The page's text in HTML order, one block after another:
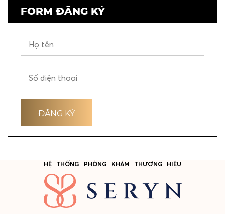
FORM ĐĂNG KÝ
HỆ THỐNG PHÒNG KHÁM THƯƠNG HIỆU